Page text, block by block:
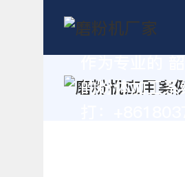
的粉体加工系